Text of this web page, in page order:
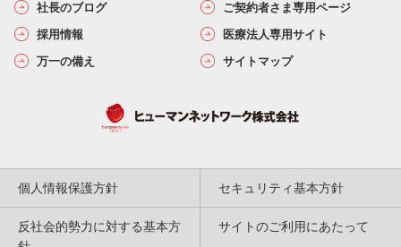
社長のブログ
ご契約者さま専用ページ
採用情報
医療法人専用サイト
万一の備え
サイトマップ
個人情報保護方針 セキュリティ基本方針
反社会的勢力に対する基本方
サイトのご利用にあたって